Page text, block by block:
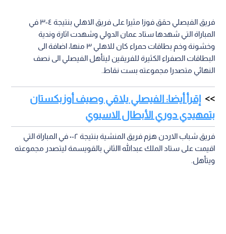
فريق الفيصلي حقق فوزا مثيرا على فريق الاهلي بنتيجة ٤-٣ في
المباراة التي شهدها ستاد عمان الدولي وشهدت اثارة وندية
وخشونة وخم بطاقات حمراء كان للاهلي ٣ منها، اضافة الى
البطاقات الصفراء الكثيرة للفريقين ليتأهل الفيصلي الى نصف
النهائي متصدرا مجموعته بست نقاط.
إقرأ أيضا: الفيصلي يلاقي وصيف أوزبكستان
بتمهيدي دوري الأبطال الاسيوي
فريق شباب الاردن هزم فريق المنشية بنتيجة ٢-٠ في المباراة التي
اقيمت على ستاد الملك عبدالله االثاني بالقويسمة ليتصدر مجموعته
ويتأهل.